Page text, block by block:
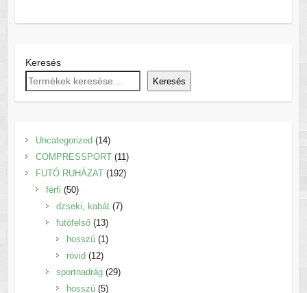
Keresés
Keresés
Uncategorized 1414
termék
COMPRESSPORT 1111
termék
FUTÓ RUHÁZAT 192192
férfi 5050
termék
dzseki, kabát 77
futófelső 1313
termék
hosszú 11
rövid 1212
termék
sportnadrág 2929
hosszú 55